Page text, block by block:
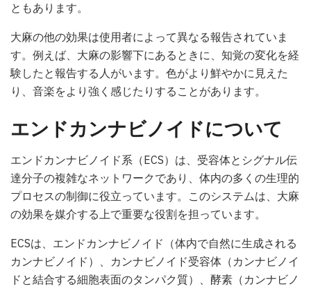
ともあります。
大麻の他の効果は使用者によって異なる報告されていま
す。例えば、大麻の影響下にあるときに、知覚の変化を経
験したと報告する人がいます。色がより鮮やかに見えた
り、音楽をより強く感じたりすることがあります。
エンドカンナビノイドについて
エンドカンナビノイド系（ECS）は、受容体とシグナル伝
達分子の複雑なネットワークであり、体内の多くの生理的
プロセスの制御に役立っています。このシステムは、大麻
の効果を媒介する上で重要な役割を担っています。
ECSは、エンドカンナビノイド（体内で自然に生成される
カンナビノイド）、カンナビノイド受容体（カンナビノイ
ドと結合する細胞表面のタンパク質）、酵素（カンナビノ